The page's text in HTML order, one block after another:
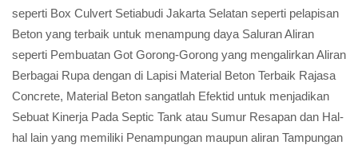
seperti Box Culvert Setiabudi Jakarta Selatan seperti pelapisan
Beton yang terbaik untuk menampung daya Saluran Aliran
seperti Pembuatan Got Gorong-Gorong yang mengalirkan Aliran
Berbagai Rupa dengan di Lapisi Material Beton Terbaik Rajasa
Concrete, Material Beton sangatlah Efektid untuk menjadikan
Sebuat Kinerja Pada Septic Tank atau Sumur Resapan dan Hal-
hal lain yang memiliki Penampungan maupun aliran Tampungan